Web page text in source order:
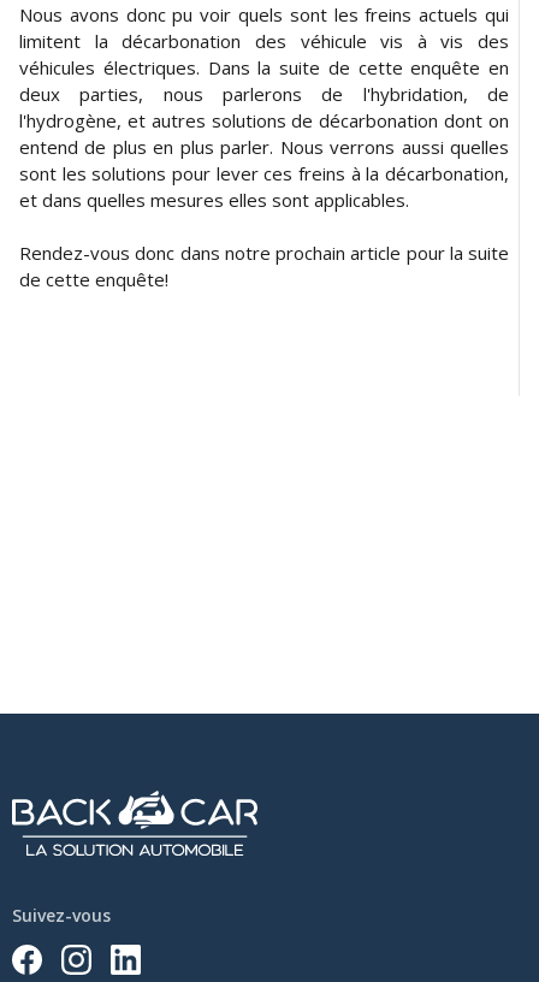
Nous avons donc pu voir quels sont les freins actuels qui
limitent la décarbonation des véhicule vis à vis des
véhicules électriques. Dans la suite de cette enquête en
deux parties, nous parlerons de l'hybridation, de
l'hydrogène, et autres solutions de décarbonation dont on
entend de plus en plus parler. Nous verrons aussi quelles
sont les solutions pour lever ces freins à la décarbonation,
et dans quelles mesures elles sont applicables.
Rendez-vous donc dans notre prochain article pour la suite
de cette enquête!
Suivez-vous